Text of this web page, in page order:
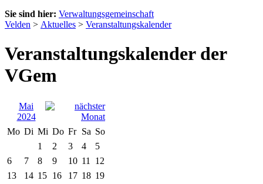
Sie sind hier: Verwaltungsgemeinschaft
Velden > Aktuelles > Veranstaltungskalender
Veranstaltungskalender der
VGem
Mai
2024
Mo Di Mi Do Fr Sa So
1
2 3 4
5
6
7 8 9 10 11
12
13
14 15 16 17 18 19